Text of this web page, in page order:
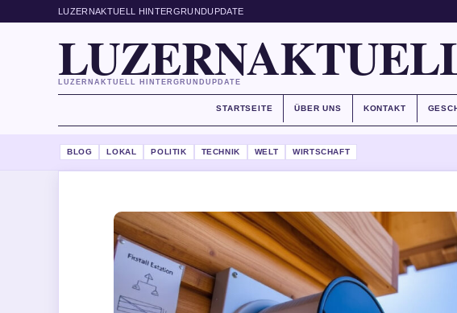
LUZERNAKTUELL HINTERGRUNDUPDATE
LUZERNAKTUELL HINTERGRUNDUPDATE
STARTSEITE ÜBER UNS KONTAKT
BLOG LOKAL POLITIK TECHNIK WELT WIRTSCHAFT